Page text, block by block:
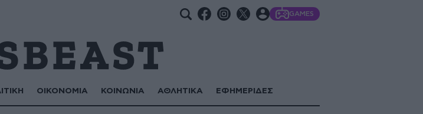
GAMES
ΟΙΚΟΝΟΜΙΑ ΚΟΙΝΩΝΙΑ ΑΘΛΗΤΙΚΑ ΕΦΗΜΕΡΙΔΕΣ